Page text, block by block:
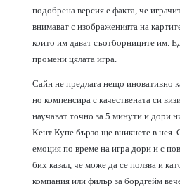
подобрена версия е факта, че
внимават с изображенията на
които им дават съотборниците им.
промени цялата игра.
Сайн не предлага нещо иновативно
но компенсира с качествената си
научават точно за 5 минути и дори
Кент Купе бързо ще вникнете в нея.
емоция по време на игра дори и с
бих казал, че може да се ползва и
компания или филър за бордгейм